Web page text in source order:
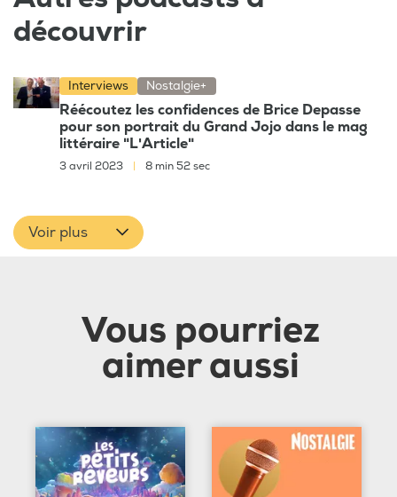
découvrir
Interviews Nostalgie+
Réécoutez les confidences de Brice Depasse
pour son portrait du Grand Jojo dans le mag
littéraire "L'Article"
3 avril 2023 8 min 52 sec
Voir plus
Vous pourriez
aimer aussi